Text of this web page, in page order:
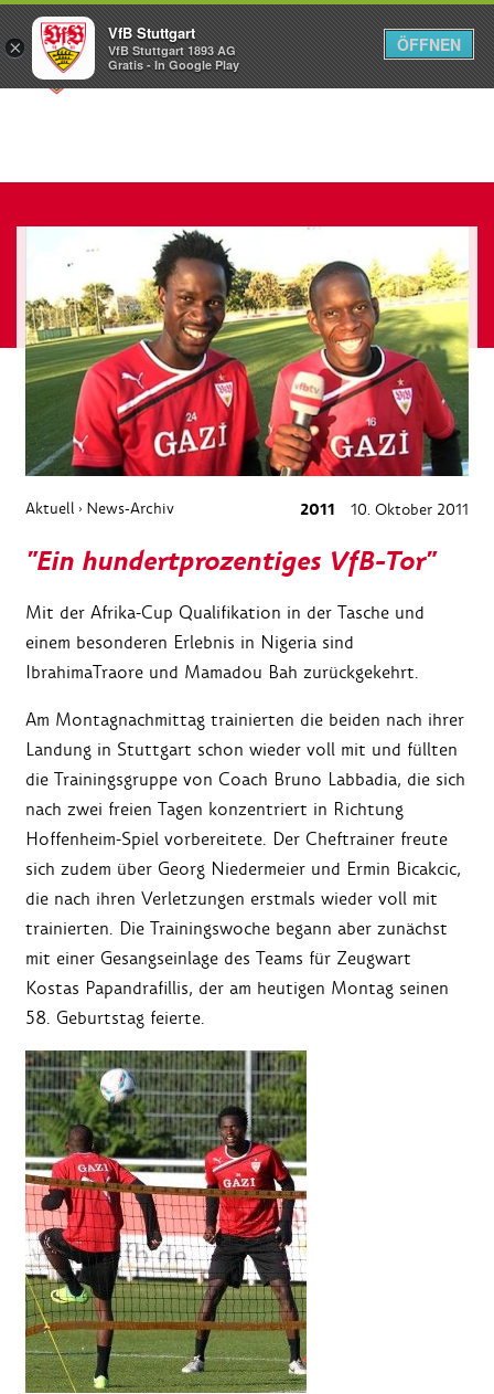
Menü
Aktuell › News-Archiv 2011 10. Oktober 2011
"Ein hundertprozentiges VfB-Tor"
Mit der Afrika-Cup Qualifikation in der Tasche und
einem besonderen Erlebnis in Nigeria sind
IbrahimaTraore und Mamadou Bah zurückgekehrt.
Am Montagnachmittag trainierten die beiden nach ihrer
Landung in Stuttgart schon wieder voll mit und füllten
die Trainingsgruppe von Coach Bruno Labbadia, die sich
nach zwei freien Tagen konzentriert in Richtung
Hoffenheim-Spiel vorbereitete. Der Cheftrainer freute
sich zudem über Georg Niedermeier und Ermin Bicakcic,
die nach ihren Verletzungen erstmals wieder voll mit
trainierten. Die Trainingswoche begann aber zunächst
mit einer Gesangseinlage des Teams für Zeugwart
Kostas Papandrafillis, der am heutigen Montag seinen
58. Geburtstag feierte.
×
VfB Stuttgart
VfB Stuttgart 1893 AG
Gratis - In Google Play
ÖFFNEN